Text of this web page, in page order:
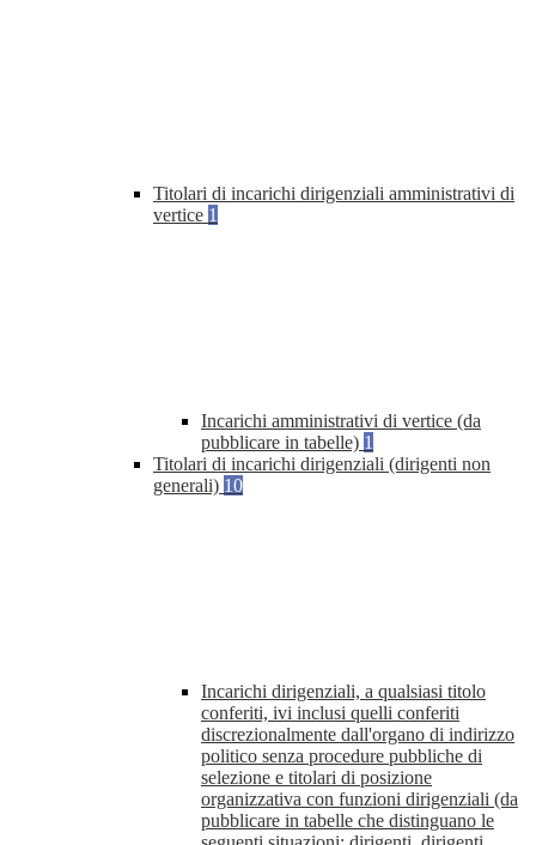
Titolari di incarichi dirigenziali amministrativi di
vertice 1
Incarichi amministrativi di vertice (da
pubblicare in tabelle) 1
Titolari di incarichi dirigenziali (dirigenti non
generali) 10
Incarichi dirigenziali, a qualsiasi titolo
conferiti, ivi inclusi quelli conferiti
discrezionalmente dall'organo di indirizzo
politico senza procedure pubbliche di
selezione e titolari di posizione
organizzativa con funzioni dirigenziali (da
pubblicare in tabelle che distinguano le